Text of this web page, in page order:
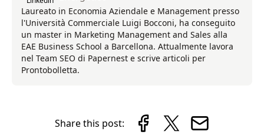
Laureato in Economia Aziendale e Management presso
l'Università Commerciale Luigi Bocconi, ha conseguito
un master in Marketing Management and Sales alla
EAE Business School a Barcellona. Attualmente lavora
nel Team SEO di Papernest e scrive articoli per
Prontobolletta.
Share this post: